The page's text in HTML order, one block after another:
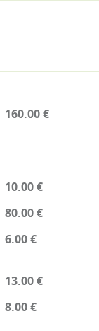
160.00 €
10.00 €
80.00 €
6.00 €
13.00 €
8.00 €